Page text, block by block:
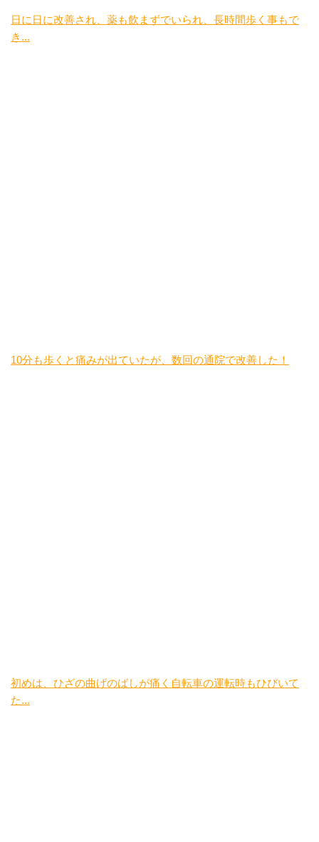
日に日に改善され、薬も飲まずでいられ、長時間歩く事もで
き...
10分も歩くと痛みが出ていたが、数回の通院で改善した！
初めは、ひざの曲げのばしが痛く自転車の運転時もひびいて
た...